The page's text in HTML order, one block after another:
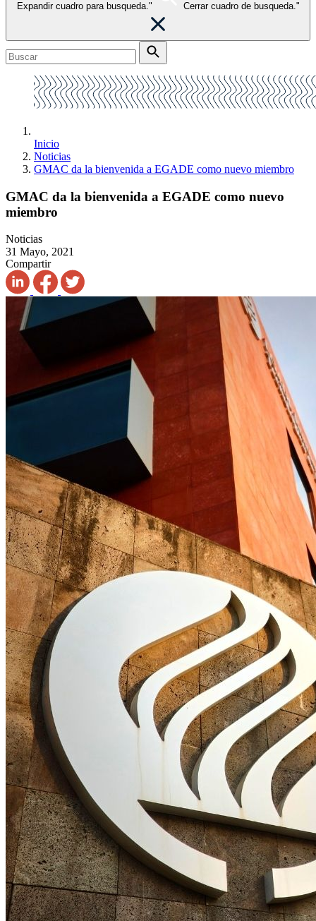
Expandir cuadro para busqueda." Cerrar cuadro de busqueda."
Inicio
Noticias
GMAC da la bienvenida a EGADE como nuevo miembro
GMAC da la bienvenida a EGADE como nuevo
miembro
Noticias
31 Mayo, 2021
Compartir